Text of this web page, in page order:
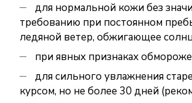
для нормальной кожи без
требованию при постоянном
ледяной ветер, обжигающее
при явных признаках
для сильного увлажнения
курсом, но не более 30 дней